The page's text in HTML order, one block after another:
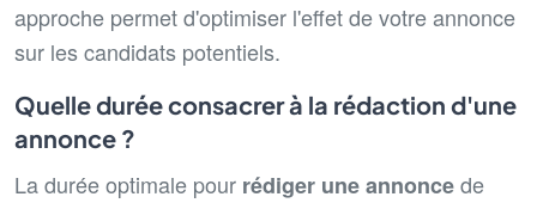
approche permet d'optimiser l'effet de votre annonce
sur les candidats potentiels.
Quelle durée consacrer à la rédaction d'une
annonce ?
La durée optimale pour rédiger une annoncede